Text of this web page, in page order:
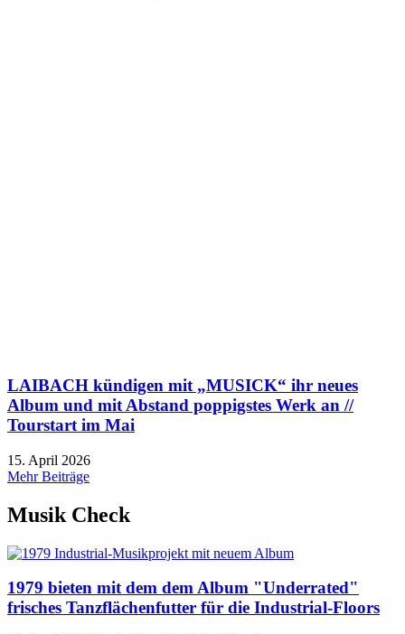
LAIBACH kündigen mit „MUSICK“ ihr neues
Album und mit Abstand poppigstes Werk an //
Tourstart im Mai
15. April 2026
Mehr Beiträge
Musik Check
1979 bieten mit dem dem Album "Underrated"
frisches Tanzflächenfutter für die Industrial-Floors